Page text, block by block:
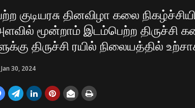
குடியரசு தினவிழா கலை
மூன்றாம் இடம்பெற்ற திருச்சி
திருச்சி ரயில் நிலையத்தில்
Jan 30, 2024